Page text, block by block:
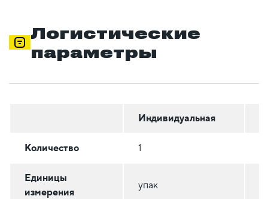
Логистические
параметры
Индивидуальная
Количество 1
Единицы
измерения
упак